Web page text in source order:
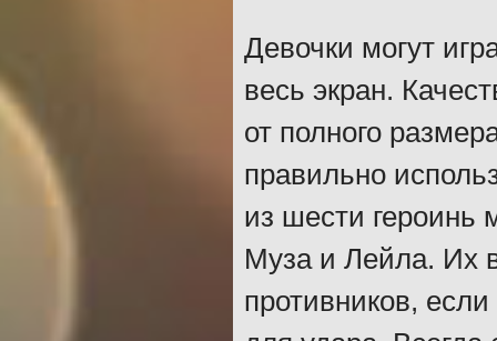
Девочки могут
весь экран.
от полного
правильно
из шести
Муза и Лейла. Их
противников,